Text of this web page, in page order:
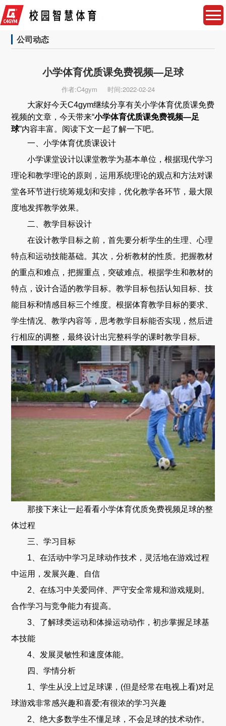
公司动态
小学体育优质课免费视频—足球
作者:C4gym 时间:2022-02-24
大家好今天C4gym继续分享有关小学体育优质课免费
视频的文章，今天带来“小学体育优质课免费视频—足
球”内容丰富。阅读下文一起了解一下吧。
一、小学体育优质课设计
小学课堂设计以课堂教学为基本单位，根据现代学习
理论和教学理论的原则，运用系统理论的观点和方法对课
堂各环节进行统筹规划和安排，优化教学各环节，最大限
度地发挥教学效果。
二、教学目标设计
在设计教学目标之前，首先要分析学生的生理、心理
特点和运动技能基础。其次，分析教材的性质。把握教材
的重点和难点，把握重点，突破难点。根据学生和教材的
特点，设计合适的教学目标。教学目标包括认知目标、技
能目标和情感目标三个维度。根据体育教学目标的要求、
学生情况、教学内容等，思考教学目标能否实现，然后进
行相应的调整，最终设计出完整科学的课时教学目标。
那接下来让一起看看小学体育优质免费视频足球的整
体过程
三、学习目标
1、在活动中学习足球动作技术，灵活地在游戏过程
中运用，发展兴趣、自信
2、在练习中关爱同伴、严守安全常规和游戏规则。
合作学习与竞争能力有提高。
3、了解球类运动和体操运动动作，初步掌握足球基
本技能
4、发展灵敏性和速度体能。
四、学情分析
1、学生从没上过足球课，(但是经常在电视上看)对足
球游戏非常感兴趣和喜爱;有很浓的学习兴趣
2、绝大多数学生不懂足球，不会足球的技术动作。